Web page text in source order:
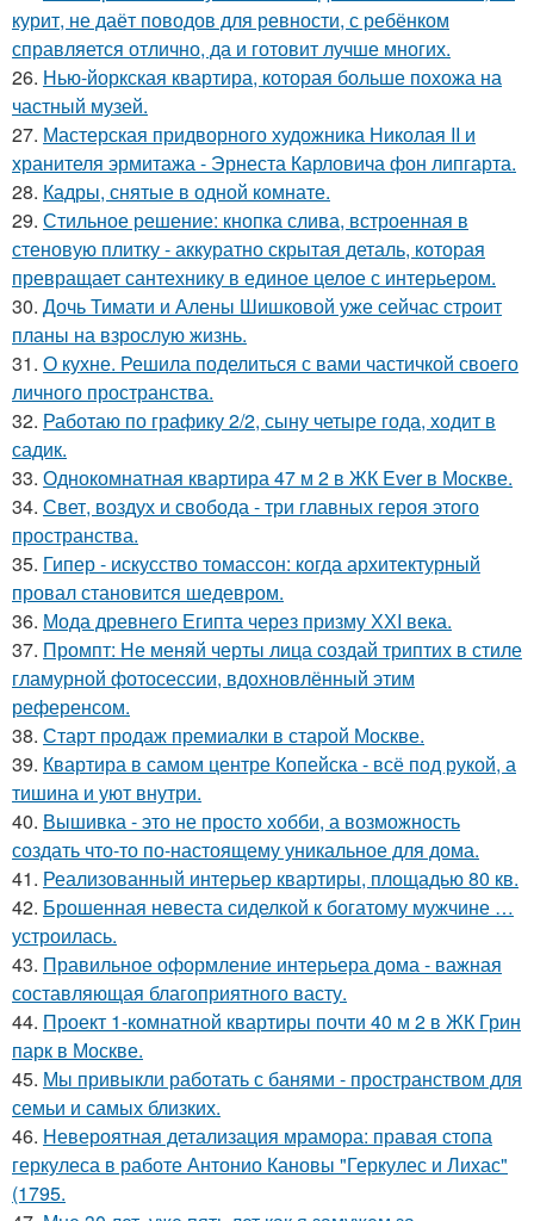
курит, не даёт поводов для ревности, с ребёнком
справляется отлично, да и готовит лучше многих.
26. Нью-йоркская квартира, которая больше похожа на
частный музей.
27. Мастерская придворного художника Николая II и
хранителя эрмитажа - Эрнеста Карловича фон липгарта.
28. Кадры, снятые в одной комнате.
29. Стильное решение: кнопка слива, встроенная в
стеновую плитку - аккуратно скрытая деталь, которая
превращает сантехнику в единое целое с интерьером.
30. Дочь Тимати и Алены Шишковой уже сейчас строит
планы на взрослую жизнь.
31. О кухне. Решила поделиться с вами частичкой своего
личного пространства.
32. Работаю по графику 2/2, сыну четыре года, ходит в
садик.
33. Однокомнатная квартира 47 м 2 в ЖК Ever в Москве.
34. Свет, воздух и свобода - три главных героя этого
пространства.
35. Гипер - искусство томассон: когда архитектурный
провал становится шедевром.
36. Мода древнего Египта через призму ХХI века.
37. Промпт: Не меняй черты лица создай триптих в стиле
гламурной фотосессии, вдохновлённый этим
референсом.
38. Старт продаж премиалки в старой Москве.
39. Квартира в самом центре Копейска - всё под рукой, а
тишина и уют внутри.
40. Вышивка - это не просто хобби, а возможность
создать что-то по-настоящему уникальное для дома.
41. Реализованный интерьер квартиры, площадью 80 кв.
42. Брошенная невеста сиделкой к богатому мужчине …
устроилась.
43. Правильное оформление интерьера дома - важная
составляющая благоприятного васту.
44. Проект 1-комнатной квартиры почти 40 м 2 в ЖК Грин
парк в Москве.
45. Мы привыкли работать с банями - пространством для
семьи и самых близких.
46. Невероятная детализация мрамора: правая стопа
геркулеса в работе Антонио Кановы "Геркулес и Лихас"
(1795.